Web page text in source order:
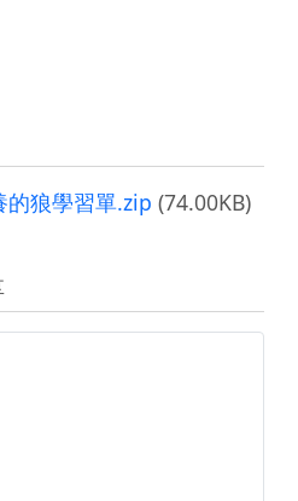
的狼學習單.zip (74.00KB)